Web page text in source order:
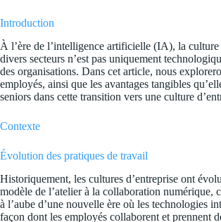
Introduction
À l’ère de l’intelligence artificielle (IA), la
divers secteurs n’est pas uniquement
des organisations. Dans cet article, nous
employés, ainsi que les avantages tangibles
seniors dans cette transition vers une culture
Contexte
Évolution des pratiques de travail
Historiquement, les cultures d’entreprise ont
modèle de l’atelier à la collaboration numérique,
à l’aube d’une nouvelle ère où les technologies
façon dont les employés collaborent et prennent